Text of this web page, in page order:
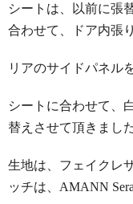
シートは、以前に張
合わせて、ドア内張
リアのサイドパネル
シートに合わせて、
替えさせて頂きました
生地は、フェイクレ
ッチは、AMANN